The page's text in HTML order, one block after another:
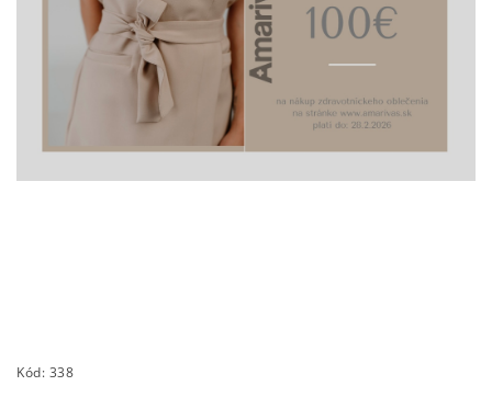
Kód: 338